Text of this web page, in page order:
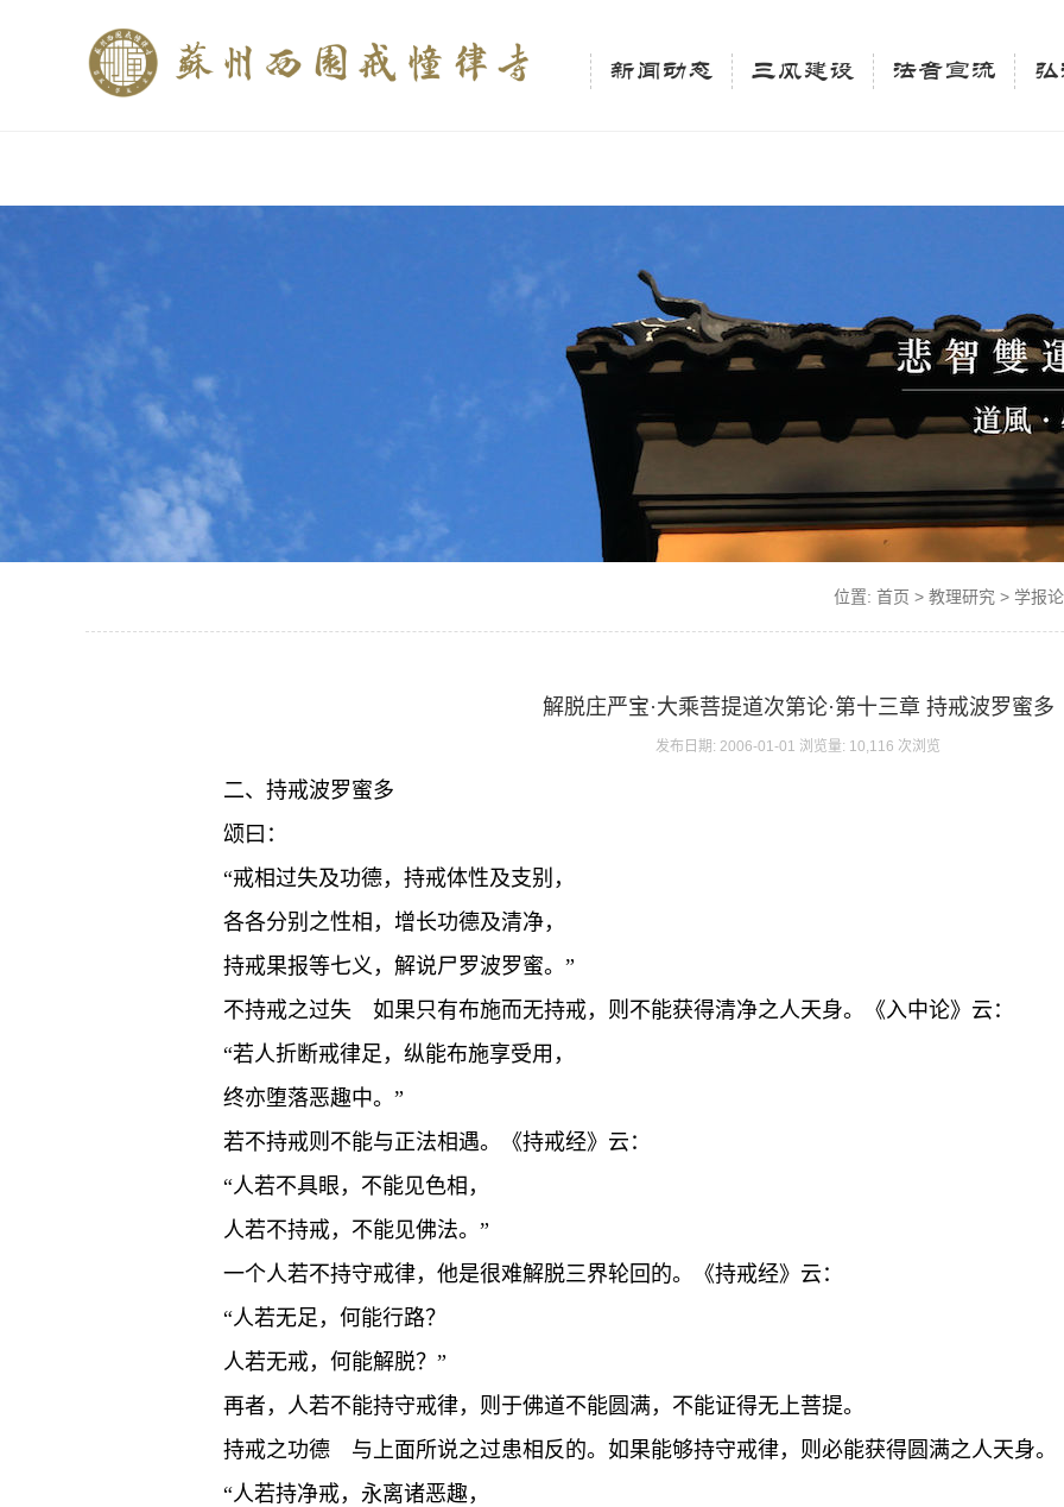
$description = category_description(); } elseif (is_tag()){ $keywords = single_tag_title('', false); $description = tag_description(); } $keywords
trim(strip_tags($description)); ?>
新闻动态 三风建设 法音宣流
位置: 首页 > 教理研究 > 学报
解脱庄严宝·大乘菩提道次第论·第十三章 持戒波罗蜜多
发布日期: 2006-01-01 浏览量: 10,116 次浏览
二、持戒波罗蜜多
颂曰：
“戒相过失及功德，持戒体性及支别，
各各分别之性相，增长功德及清净，
持戒果报等七义，解说尸罗波罗蜜。”
不持戒之过失 如果只有布施而无持戒，则不能获得清净之人天身。《入中论》云：
“若人折断戒律足，纵能布施享受用，
终亦堕落恶趣中。”
若不持戒则不能与正法相遇。《持戒经》云：
“人若不具眼，不能见色相，
人若不持戒，不能见佛法。”
一个人若不持守戒律，他是很难解脱三界轮回的。《持戒经》云：
“人若无足，何能行路？
人若无戒，何能解脱？”
再者，人若不能持守戒律，则于佛道不能圆满，不能证得无上菩提。
持戒之功德 与上面所说之过患相反的。如果能够持守戒律，则必能获得圆满之人天身。
“人若持净戒，永离诸恶趣，